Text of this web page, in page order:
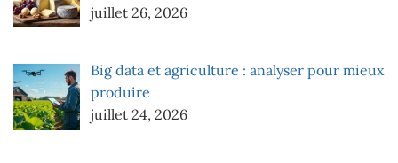
juillet 26, 2026
Big data et agriculture : analyser pour mieux
produire
juillet 24, 2026